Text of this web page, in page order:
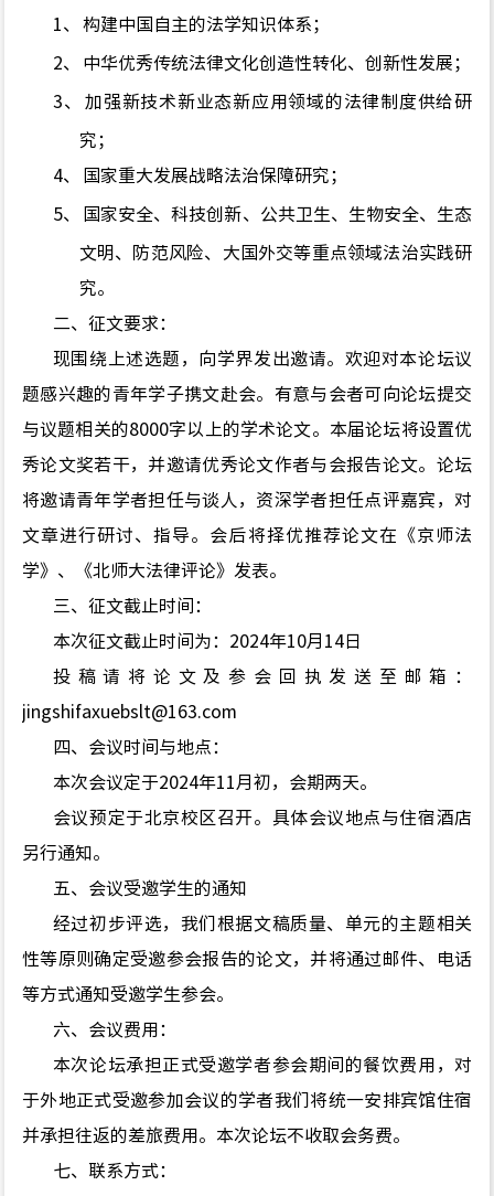
1、
构建中国自主的法学知识体系；
2、 中华优秀传统法律文化创造性转化、创新性发展 ；
3、 加强新技术新业态新应用领域的法律制度供给研
究；
4、
国家重大发展战略法治保障研究 ；
5、 国家安全、科技创新、公共卫生、生物安全、生态
文明、防范风险、 大国外交等重点领域法治实践研
究。
二、征文要求：
现围绕上述选题，向学界发出邀请。欢迎对本论坛议
题感兴趣的青年学子携文赴会。有意与会者可向论坛提交
与议题相关的8000字以上的学术论文。本届论坛将设置优
秀论文奖若干，并邀请优秀论文作者与会报告论文。论坛
将邀请青年学者担任与谈人，资深学者担任点评嘉宾，对
文章进行研讨、指导。会后将择优推荐论文在《京师法
学》 、《北师大法律评论》 发表。
三、征文截止时间：
本次征文截止时间为：2024年10月14日
投稿请将论文及参会回执发送至邮箱：
jingshifaxuebslt@163.com
四、会议时间与地点：
本次会议定于2024年11月 初，会期两天。
会议预定于北京校区召开。具体会议地点与住宿酒店
另行通知。
五、会议受邀学生的通知
经过初步评选，我们根据文稿质量、单元的主题相关
性等原则确定受邀参会报告的论文，并将通过邮件、电话
等方式通知受邀学生参会。
六、会议费用：
本次论坛承担正式受邀学者参会期间的餐饮费用，对
于外地正式受邀参加会议的学者我们将统一安排宾馆住宿
并承担往返的差旅费用。本次论坛不收取会务费。
七、联系方式：